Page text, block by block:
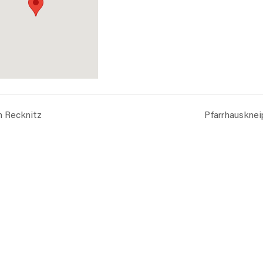
Recknitz